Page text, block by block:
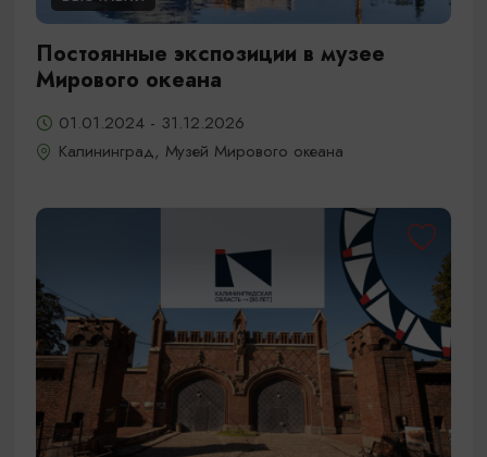
Постоянные экспозиции в музее
Мирового океана
01.01.2024 - 31.12.2026
Калининград, Музей Мирового океана